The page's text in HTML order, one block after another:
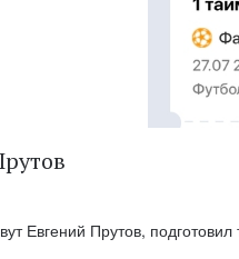
Евгений Прутов,